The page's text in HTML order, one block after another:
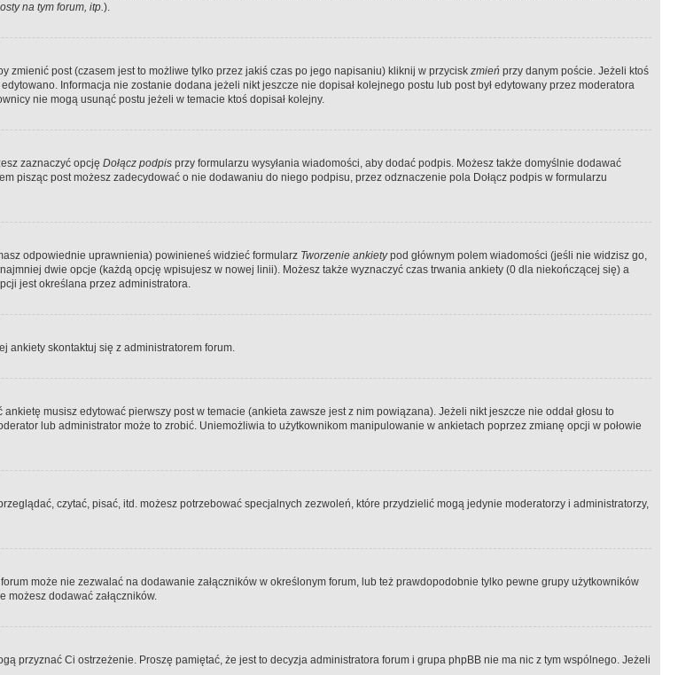
na tym forum, itp.).
post (czasem jest to możliwe tylko przez jakiś czas po jego napisaniu) kliknij w przycisk zmień przy danym poście. Jeżeli ktoś
Informacja nie zostanie dodana jeżeli nikt jeszcze nie dopisał kolejnego postu lub post był edytowany przez moderatora
nie mogą usunąć postu jeżeli w temacie ktoś dopisał kolejny.
zaznaczyć opcję Dołącz podpis przy formularzu wysyłania wiadomości, aby dodać podpis. Możesz także domyślnie dodawać
pisząc post możesz zadecydować o nie dodawaniu do niego podpisu, przez odznaczenie pola Dołącz podpis w formularzu
odpowiednie uprawnienia) powinieneś widzieć formularz Tworzenie ankietypod głównym polem wiadomości (jeśli nie widzisz go,
dwie opcje (każdą opcję wpisujesz w nowej linii). Możesz także wyznaczyć czas trwania ankiety (0 dla niekończącej się) a
jest określana przez administratora.
ankiety skontaktuj się z administratorem forum.
musisz edytować pierwszy post w temacie (ankieta zawsze jest z nim powiązana). Jeżeli nikt jeszcze nie oddał głosu to
lub administrator może to zrobić. Uniemożliwia to użytkownikom manipulowanie w ankietach poprzez zmianę opcji w połowie
czytać, pisać, itd. możesz potrzebować specjalnych zezwoleń, które przydzielić mogą jedynie moderatorzy i administratorzy,
może nie zezwalać na dodawanie załączników w określonym forum, lub też prawdopodobnie tylko pewne grupy użytkowników
możesz dodawać załączników.
przyznać Ci ostrzeżenie. Proszę pamiętać, że jest to decyzja administratora forum i grupa phpBB nie ma nic z tym wspólnego. Jeżeli